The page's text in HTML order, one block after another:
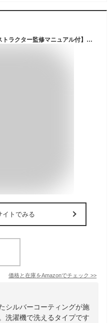
Village Variety 【 ダイエット インストラクター監修マニュアル付】サウナスーツ メンズ 洗濯可 サウナ スーツ 上下セット＋シェイプアップベルト ブラック XL
イトでみる
価格と在庫をAmazonでチェック >>
シルバーコーティングが施
洗濯機で洗えるタイプです